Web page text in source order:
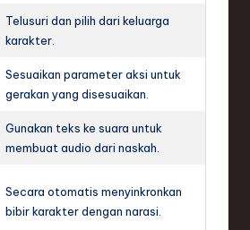
Telusuri dan pilih dari keluarga
karakter.
Sesuaikan parameter aksi untuk
gerakan yang disesuaikan.
Gunakan teks ke suara untuk
membuat audio dari naskah.
Secara otomatis menyinkronkan
bibir karakter dengan narasi.